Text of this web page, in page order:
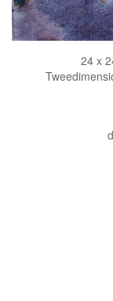
24 x